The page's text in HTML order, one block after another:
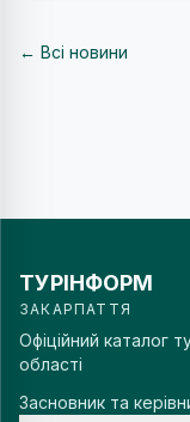
← Всі новини
ТУРІНФОРМ
ЗАКАРПАТТЯ
Офіційний каталог
області
Засновник та